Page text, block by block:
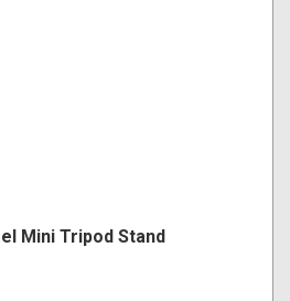
Mini Tripod Stand